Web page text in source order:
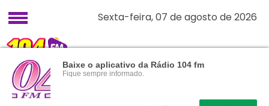
Baixe o aplicativo da Rádio 104 fm
Fique sempre informado.
Sexta-feira, 07 de agosto de 2026